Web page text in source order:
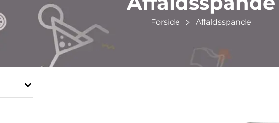
Forside Affaldsspande